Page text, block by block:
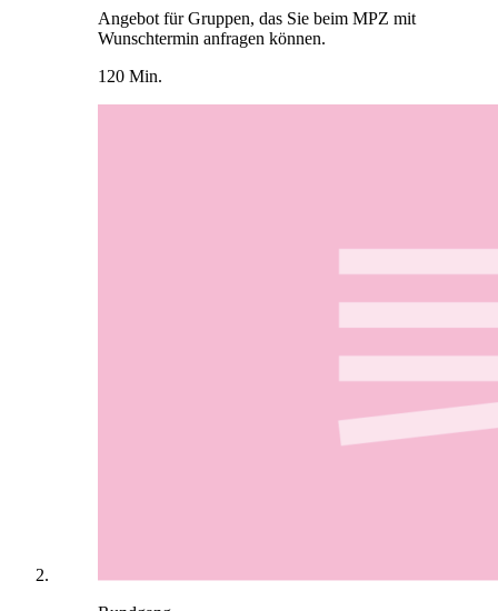
Angebot für Gruppen, das Sie beim MPZ mit
Wunschtermin anfragen können.
120 Min.